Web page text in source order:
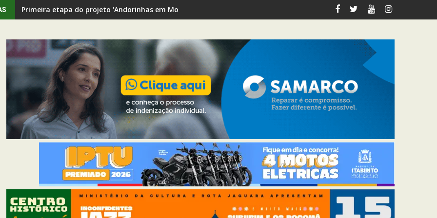
Primeira etapa do projeto 'Andorinhas em Movimento' revitaliza 12 km de trilhas